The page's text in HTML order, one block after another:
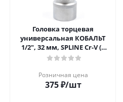
Головка торцевая
универсальная КОБАЛЬТ
1/2", 32 мм, SPLINE Cr-V (1
шт.) подвес
Розничная цена
375₽/шт